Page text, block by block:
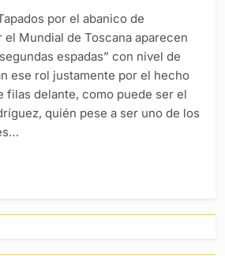
por el abanico de
el Mundial de Toscana aparecen
espadas” con nivel de
ese rol justamente por el hecho
filas delante, como puede ser el
quién pese a ser uno de los